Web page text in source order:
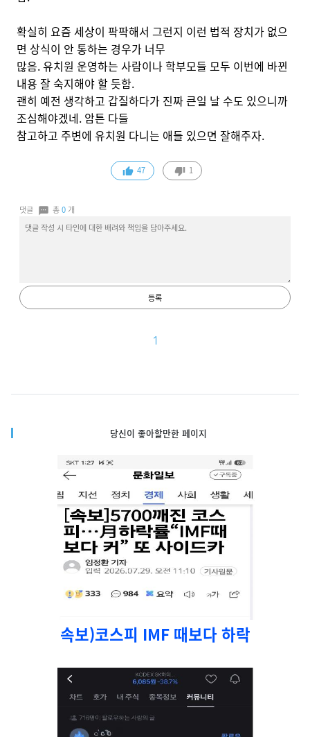
확실히 요즘 세상이 팍팍해서 그런지 이런 법적 장치가 없으
면 상식이 안 통하는 경우가 너무
많음. 유치원 운영하는 사람이나 학부모들 모두 이번에 바뀐
내용 잘 숙지해야 할 듯함.
괜히 예전 생각하고 갑질하다가 진짜 큰일 날 수도 있으니까
조심해야겠네. 암튼 다들
참고하고 주변에 유치원 다니는 애들 있으면 잘해주자.
47 1
댓글 총0 개
등록
1
당신이 좋아할만한 페이지
속보)코스피 IMF 때보다 하락